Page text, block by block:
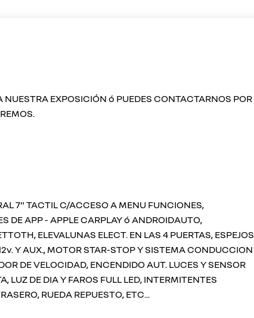
NUESTRA EXPOSICIÓN ó PUEDES CONTACTARNOS POR
7" TACTIL C/ACCESO A MENU FUNCIONES,
DE APP - APPLE CARPLAY ó ANDROIDAUTO,
ELEVALUNAS ELECT. EN LAS 4 PUERTAS, ESPEJOS
Y AUX., MOTOR STAR-STOP Y SISTEMA CONDUCCION
DE VELOCIDAD, ENCENDIDO AUT. LUCES Y SENSOR
LUZ DE DIA Y FAROS FULL LED, INTERMITENTES
RUEDA REPUESTO, ETC...